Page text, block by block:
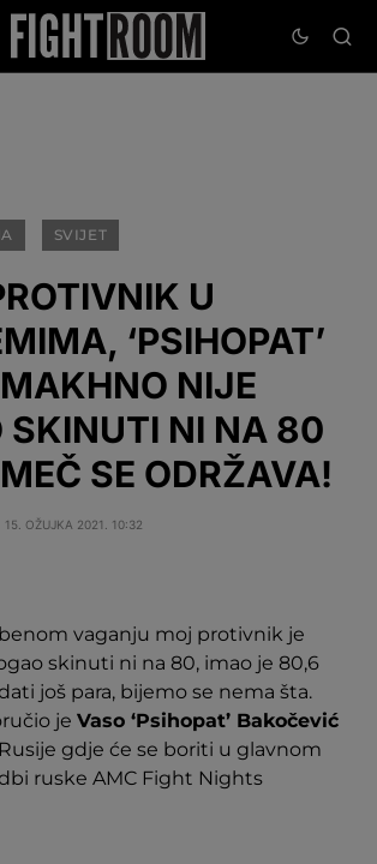
SVIJET
U
‘PSIHOPAT’
NIJE
SKINUTI NI NA 80
SE ODRŽAVA!
15. OŽUJKA 2021. 10:32
vaganju moj protivnik je
skinuti ni na 80, imao je 80,6
još para, bijemo se nema šta.
je Vaso ‘Psihopat’ Bakočević
Rusije gdje će se boriti u glavnom
ruske AMC Fight Nights